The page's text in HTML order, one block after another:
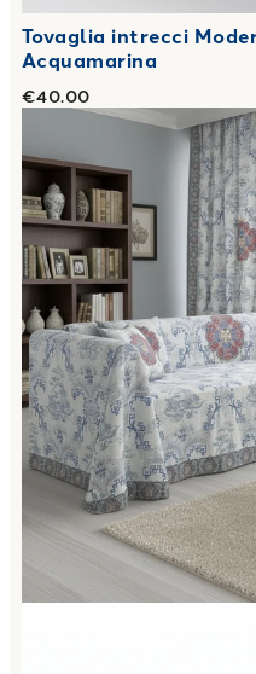
Tovaglia intrecci
Acquamarina
€40.00
Link to "Telo arredo